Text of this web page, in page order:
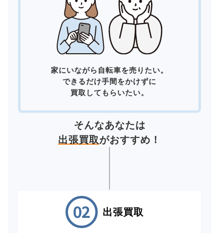
家にいながら自転車を売りたい。
できるだけ手間をかけずに
買取してもらいたい。
そんなあなたは
出張買取がおすすめ！
出張買取